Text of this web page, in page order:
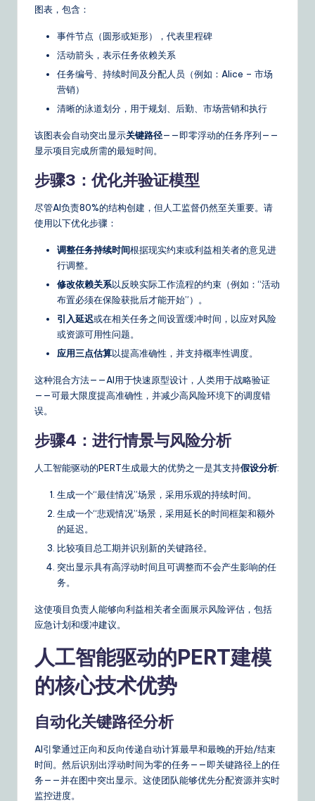
图表，包含：
事件节点（圆形或矩形），代表里程碑
活动箭头，表示任务依赖关系
任务编号、持续时间及分配人员（例如：Alice – 市场
营销）
清晰的泳道划分，用于规划、后勤、市场营销和执行
该图表会自动突出显示关键路径——即零浮动的任务序列——
显示项目完成所需的最短时间。
步骤3：优化并验证模型
尽管AI负责80%的结构创建，但人工监督仍然至关重要。请
使用以下优化步骤：
调整任务持续时间根据现实约束或利益相关者的意见进
行调整。
修改依赖关系以反映实际工作流程的约束（例如：“活动
布置必须在保险获批后才能开始”）。
引入延迟或在相关任务之间设置缓冲时间，以应对风险
或资源可用性问题。
应用三点估算以提高准确性，并支持概率性调度。
这种混合方法——AI用于快速原型设计，人类用于战略验证
——可最大限度提高准确性，并减少高风险环境下的调度错
误。
步骤4：进行情景与风险分析
人工智能驱动的PERT生成最大的优势之一是其支持假设分析:
生成一个“最佳情况”场景，采用乐观的持续时间。
生成一个“悲观情况”场景，采用延长的时间框架和额外
的延迟。
比较项目总工期并识别新的关键路径。
突出显示具有高浮动时间且可调整而不会产生影响的任
务。
这使项目负责人能够向利益相关者全面展示风险评估，包括
应急计划和缓冲建议。
人工智能驱动的PERT建模
的核心技术优势
自动化关键路径分析
AI引擎通过正向和反向传递自动计算最早和最晚的开始/结束
时间。然后识别出浮动时间为零的任务——即关键路径上的任
务——并在图中突出显示。这使团队能够优先分配资源并实时
监控进度。